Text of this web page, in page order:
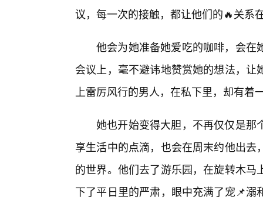
议，每一次的接触，都让他们的🔥关系
他会为她准备她爱吃的咖啡，会在
会议上，毫不避讳地赞赏她的想法，
上雷厉风行的男人，在私下里，却有着
她也开始变得大胆，不再仅仅是那
享生活中的点滴，也会在周末约他出
的世界。他们去了游乐园，在旋转木
下了平日里的严肃，眼中充满了宠📌